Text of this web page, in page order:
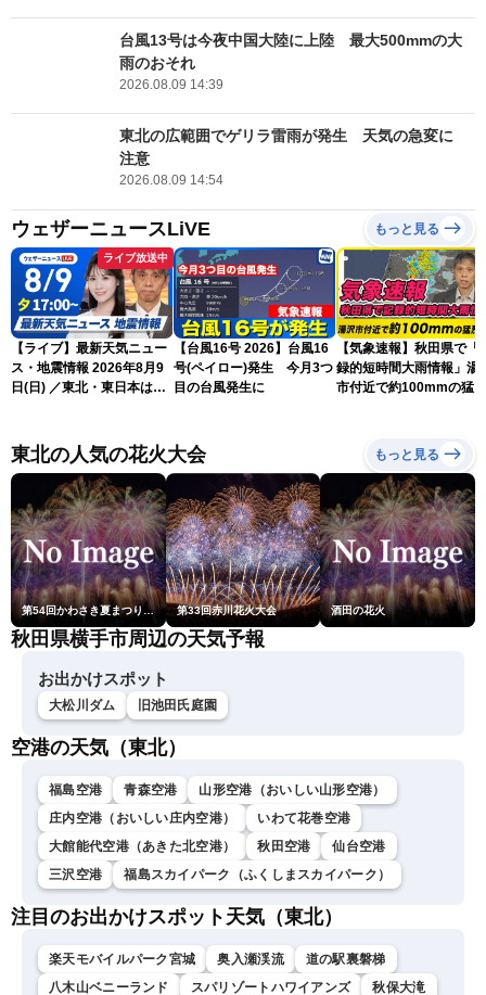
台風13号は今夜中国大陸に上陸 最大500mmの大
雨のおそれ
2026.08.09 14:39
東北の広範囲でゲリラ雷雨が発生 天気の急変に
注意
2026.08.09 14:54
ウェザーニュースLiVE もっと見る
ライブ放送中
【ライブ】最新天気ニュー
ス・地震情報 2026年8月9
日(日) ／東北・東日本は急
北美月／芳野達郎〉
【台風16号 2026】台風16
号(ペイロー)発生 今月3つ
目の台風発生に
【気象速報】秋田県で「
録的短時間大雨情報」湯
市付近で約100mmの猛烈
東北の人気の花火大会 もっと見る
第54回かわさき夏まつり花火大会「おらが自慢のでっかい花火」 第33回赤川花火大会 酒田の花火
秋田県横手市周辺の天気予報
お出かけスポット
大松川ダム 旧池田氏庭園
空港の天気（東北）
福島空港 青森空港
山形空港（おいしい山形空港）
庄内空港（おいしい庄内空港）
いわて花巻空港
大館能代空港（あきた北空港）
秋田空港
仙台空港
三沢空港
福島スカイパーク（ふくしまスカイパーク）
注目のお出かけスポット天気（東北）
楽天モバイルパーク宮城 奥入瀬渓流
道の駅裏磐梯
八木山ベニーランド
スパリゾートハワイアンズ 秋保大滝